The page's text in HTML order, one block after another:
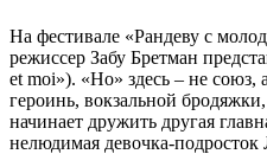
На фестивале «Рандеву с
режиссер Забу Бретман
et moi»). «Но» здесь – не союз,
героинь, вокзальной
начинает дружить другая
нелюдимая девочка-подросток